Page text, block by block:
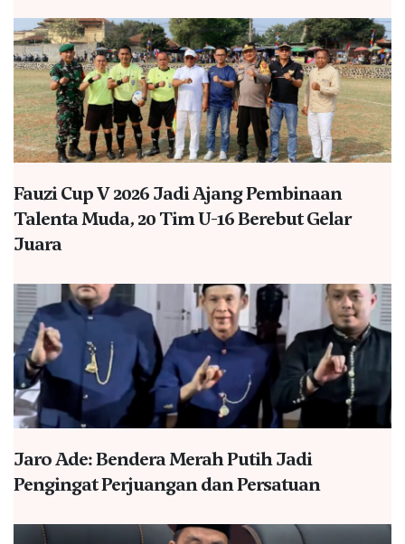
Fauzi Cup V 2026 Jadi Ajang Pembinaan
Talenta Muda, 20 Tim U-16 Berebut Gelar
Juara
Jaro Ade: Bendera Merah Putih Jadi
Pengingat Perjuangan dan Persatuan